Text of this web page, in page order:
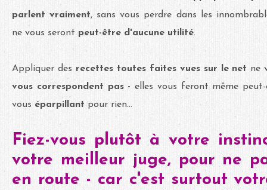
parlent vraiment, sans vous perdre dans les
ne vous seront peut-être d'aucune utilité.
Appliquer des recettes toutes faites vues sur le net ne
vous correspondent pas - elles vous feront même
vous éparpillant pour rien...
Fiez-vous plutôt à votre
votre meilleur juge, pour ne
en route - car c'est surtout